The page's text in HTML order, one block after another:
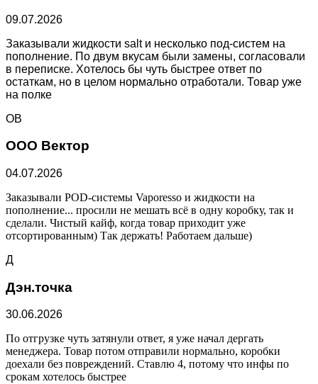
09.07.2026
Заказывали жидкости salt и несколько под-систем на
пополнение. По двум вкусам были замены, согласовали
в переписке. Хотелось бы чуть быстрее ответ по
остаткам, но в целом нормально отработали. Товар уже
на полке
ОВ
ООО Вектор
04.07.2026
Заказывали POD-системы Vaporesso и жидкости на
пополнение... просили не мешать всё в одну коробку, так и
сделали. Чистый кайф, когда товар приходит уже
отсортированным) Так держать! Работаем дальше)
Д
Дэн.точка
30.06.2026
По отгрузке чуть затянули ответ, я уже начал дергать
менеджера. Товар потом отправили нормально, коробки
доехали без повреждений. Ставлю 4, потому что инфы по
срокам хотелось быстрее